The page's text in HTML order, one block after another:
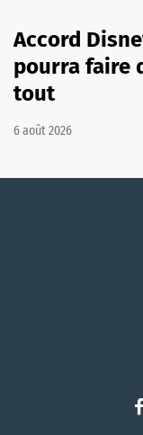
Accord
pourra faire
tout
6 août 2026